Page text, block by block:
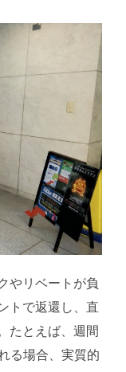
やリベートが負
トで返還し、直
たとえば、週間
る場合、実質的